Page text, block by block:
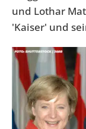
und Lothar
'Kaiser' und